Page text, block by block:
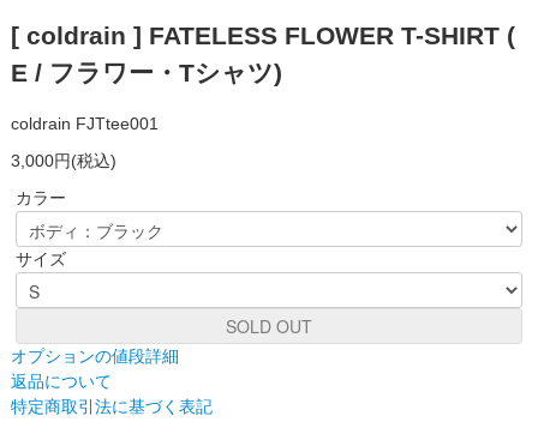
[ coldrain ] FATELESS FLOWER T-SHIRT (
E / フラワー・Tシャツ)
coldrain FJTtee001
3,000円(税込)
カラー
サイズ
SOLD OUT
オプションの値段詳細
返品について
特定商取引法に基づく表記